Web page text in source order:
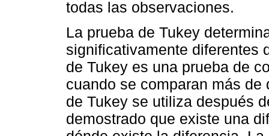
todas las observaciones.
La prueba de Tukey
significativamente diferentes
de Tukey es una prueba de
cuando se comparan más
de Tukey se utiliza después
demostrado que existe una